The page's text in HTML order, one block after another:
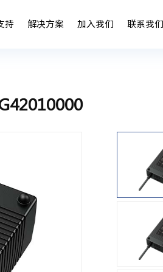
持 解决方案 加入我们 联系我们